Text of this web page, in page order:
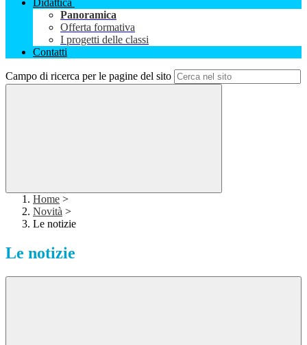
Didattica
Panoramica
Offerta formativa
I progetti delle classi
Contatti
Campo di ricerca per le pagine del sito
Home >
Novità >
Le notizie
Le notizie